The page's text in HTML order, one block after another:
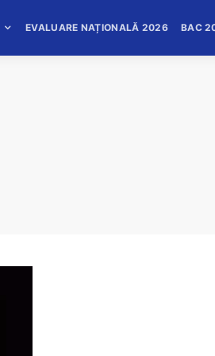
EVALUARE NAȚIONALĂ 2026 BAC